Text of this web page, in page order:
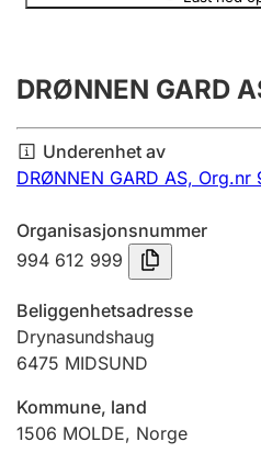
Årsregnskap
Innsending og
Tinglysing
Jeger
Betaling og jegeravgiftskort
Ektepaktveileder
DRØNNEN GARD
Underenhet av
DRØNNEN GARD AS, Org.nr
Organisasjonsnummer
994 612 999
Beliggenhetsadresse
Drynasundshaug
6475 MIDSUND
Kommune, land
1506 MOLDE, Norge